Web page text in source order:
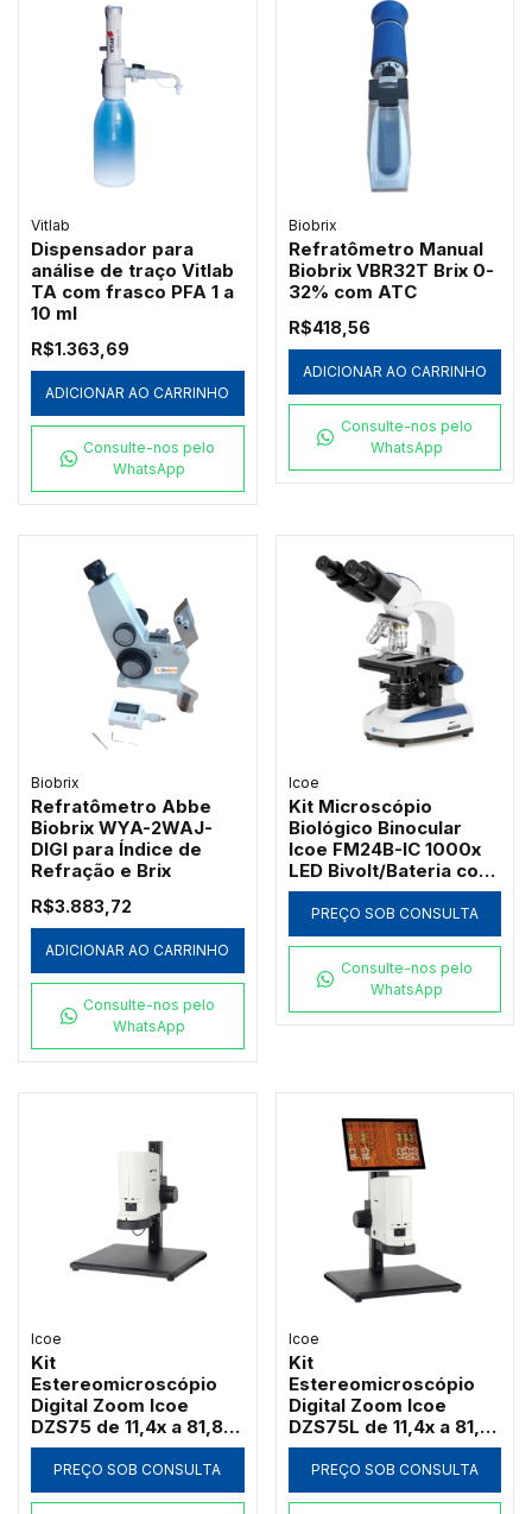
Vitlab
Dispensador para
análise de traço Vitlab
TA com frasco PFA 1 a
10 ml
R$1.363,69
ADICIONAR AO CARRINHO
Consulte-nos pelo
WhatsApp
Biobrix
Refratômetro Manual
Biobrix VBR32T Brix 0-
32% com ATC
R$418,56
ADICIONAR AO CARRINHO
Consulte-nos pelo
WhatsApp
Biobrix
Refratômetro Abbe
Biobrix WYA-2WAJ-
DIGI para Índice de
Refração e Brix
R$3.883,72
ADICIONAR AO CARRINHO
Consulte-nos pelo
WhatsApp
Icoe
Kit Microscópio
Biológico Binocular
Icoe FM24B-IC 1000x
LED Bivolt/Bateria com
Ótica Acromática
PREÇO SOB CONSULTA
Consulte-nos pelo
WhatsApp
Icoe
Kit
Estereomicroscópio
Digital Zoom Icoe
DZS75 de 11,4x a 81,8x
Câmera 4MP Anel LED
HDMI Wi-Fi (Sem Tela)
PREÇO SOB CONSULTA
Icoe
Kit
Estereomicroscópio
Digital Zoom Icoe
DZS75L de 11,4x a 81,8x
Tela Touch 10" 4MP
Anel LED HDMI Wi-Fi
PREÇO SOB CONSULTA